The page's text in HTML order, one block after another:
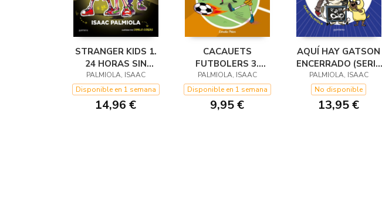
STRANGER KIDS 1.
24 HORAS SIN
PADRES
PALMIOLA, ISAAC
Disponible en 1 semana
14,96 €
CACAUETS
FUTBOLERS 3.
SECRETS
INCONFESSABLES
PALMIOLA, ISAAC
Disponible en 1 semana
9,95 €
AQUÍ HAY GATSON
ENCERRADO (SERIE
PERROCK HOLMES
5)
PALMIOLA, ISAAC
No disponible
13,95 €